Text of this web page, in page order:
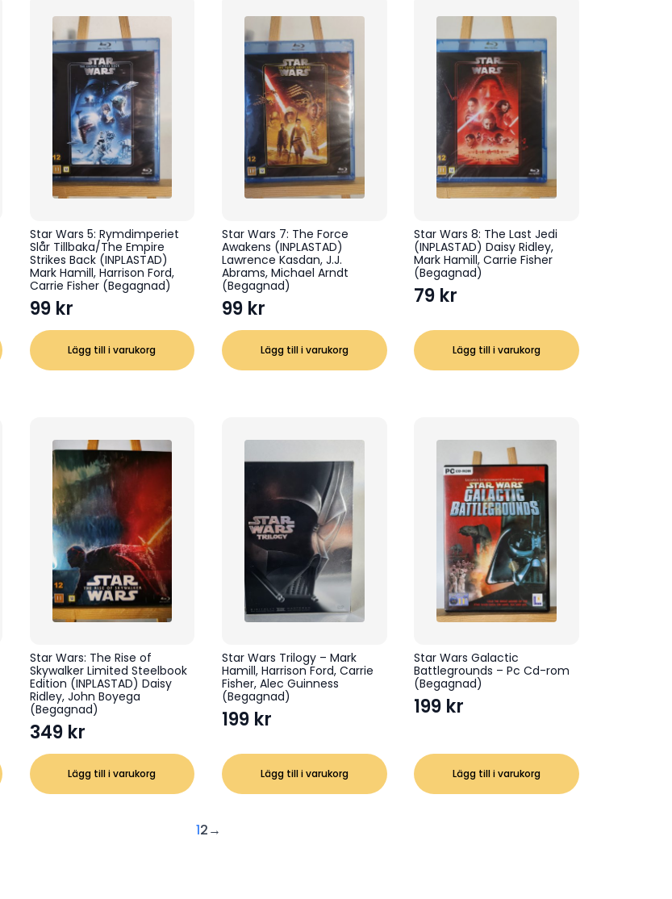
Star Wars 5: Rymdimperiet
Slår Tillbaka/The Empire
Strikes Back (INPLASTAD)
Mark Hamill, Harrison Ford,
Carrie Fisher (Begagnad)
99 kr
Lägg till i varukorg
Star Wars 7: The Force
Awakens (INPLASTAD)
Lawrence Kasdan, J.J.
Abrams, Michael Arndt
(Begagnad)
99 kr
Lägg till i varukorg
Star Wars 8: The Last Jedi
(INPLASTAD) Daisy Ridley,
Mark Hamill, Carrie Fisher
(Begagnad)
79 kr
Lägg till i varukorg
Star Wars: The Rise of
Skywalker Limited Steelbook
Edition (INPLASTAD) Daisy
Ridley, John Boyega
(Begagnad)
349 kr
Lägg till i varukorg
Star Wars Trilogy – Mark
Hamill, Harrison Ford, Carrie
Fisher, Alec Guinness
(Begagnad)
199 kr
Lägg till i varukorg
Star Wars Galactic
Battlegrounds – Pc Cd-rom
(Begagnad)
199 kr
Lägg till i varukorg
12→